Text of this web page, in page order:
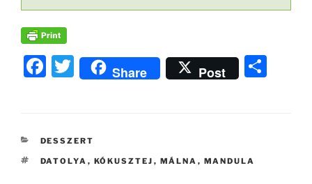
F
e
b
T
w
er
Share Post
KATEGÓRIÁK
DESSZERT
CÍMKÉK
DATOLYA , KÓKUSZTEJ , MÁLNA , MANDULA